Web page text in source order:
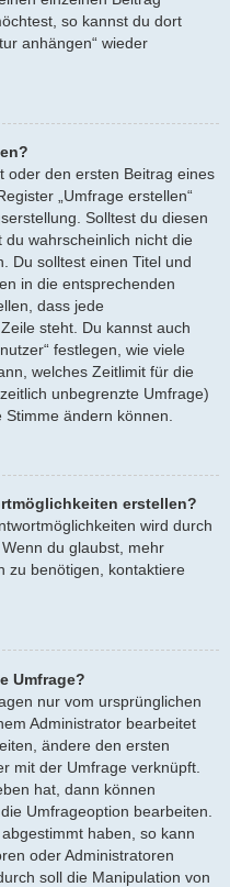
so kannst du dort
anhängen“ wieder
oder den ersten Beitrag eines
„Umfrage erstellen“
Solltest du diesen
wahrscheinlich nicht die
Du solltest einen Titel und
in die entsprechenden
dass jede
steht. Du kannst auch
festlegen, wie viele
welches Zeitlimit für die
unbegrenzte Umfrage)
ändern können.
erstellen?
wird durch
du glaubst, mehr
zu benötigen, kontaktiere
Umfrage?
nur vom ursprünglichen
Administrator bearbeitet
ändere den ersten
mit der Umfrage verknüpft.
hat, dann können
Umfrageoption bearbeiten.
haben, so kann
oder Administratoren
soll die Manipulation von